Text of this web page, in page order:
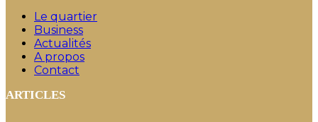
Le quartier
Business
Actualités
A propos
Contact
ARTICLES